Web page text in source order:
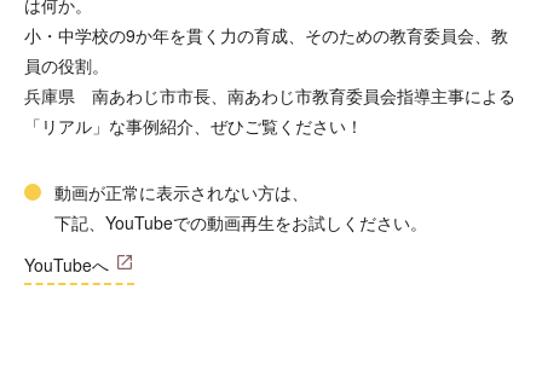
小・中学校の9か年を貫く力の育成、そのための教育委員会、教
員の役割。
兵庫県 南あわじ市市長、南あわじ市教育委員会指導主事による
「リアル」な事例紹介、ぜひご覧ください！
動画が正常に表示されない方は、
下記、YouTubeでの動画再生をお試しください。
YouTubeへ